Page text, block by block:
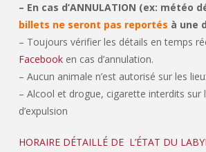
– En cas d’ANNULATION (ex: météo
billets ne seront pas reportés à une
– Toujours vérifier les détails en temps
Facebooken cas d’annulation.
– Aucun animale n’est autorisé sur les
– Alcool et drogue, cigarette interdits sur
d’expulsion
HORAIRE DÉTAILLÉ DE L’ÉTAT DU